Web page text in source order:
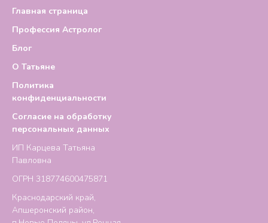
Главная страница
Профессия Астролог
Блог
О Татьяне
Политика
конфиденциальности
Согласие на обработку
персональных данных
ИП Карцева Татьяна
Павловна
ОГРН 318774600475871
Краснодарский край,
Апшеронский район,